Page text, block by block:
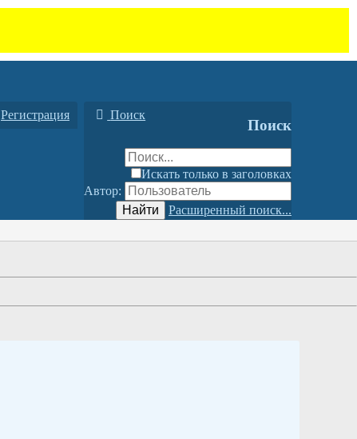
Регистрация Поиск
Поиск
Искать только в заголовках
Автор:
Найти
Расширенный поиск...